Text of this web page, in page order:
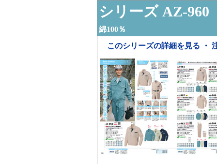
シリーズ AZ-960
綿100％
このシリーズの詳細を見る ・